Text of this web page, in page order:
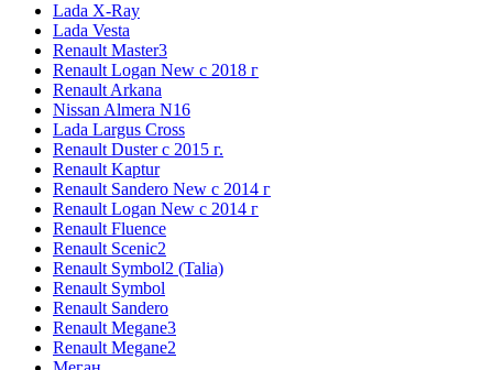
Lada X-Ray
Lada Vesta
Renault Master3
Renault Logan New с 2018 г
Renault Arkana
Nissan Almera N16
Lada Largus Cross
Renault Duster с 2015 г.
Renault Kaptur
Renault Sandero New с 2014 г
Renault Logan New с 2014 г
Renault Fluence
Renault Scenic2
Renault Symbol2 (Talia)
Renault Symbol
Renault Sandero
Renault Megane3
Renault Megane2